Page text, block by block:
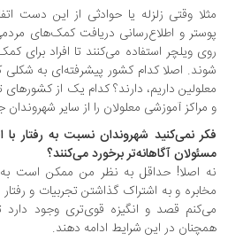
وقتی زلزله یا حوادثی از این دست اتفاق
و اطلاع‌رسانی دریافت کمک‌های مردمی، از
ویلچر استفاده می‌کنند تا افراد برای کمک
اصلا کدام کشور پیشرفته‌ای به شکلی که ما
داریم، دارند؟ کدام یک از کشورهای
آموزشی معلولان را از سایر شهروندان جدا
نمی‌کنید شهروندان نسبت به رفتار با افراد با
آگاهانه‌تر برخورد می‌کنند؟
اصلا! حداقل به نظر من ممکن است به عمد
و به اشتراک گذاشتن تجربیات و رفتار
قصد و انگیزه‌ قوی‌تری وجود دارد تا افراد
در این شرایط ادامه دهند.